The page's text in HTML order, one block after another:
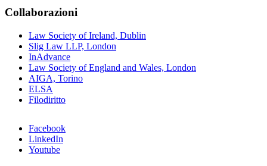
Collaborazioni
Law Society of Ireland, Dublin
Slig Law LLP, London
InAdvance
Law Society of England and Wales, London
AIGA, Torino
ELSA
Filodiritto
Facebook
LinkedIn
Youtube